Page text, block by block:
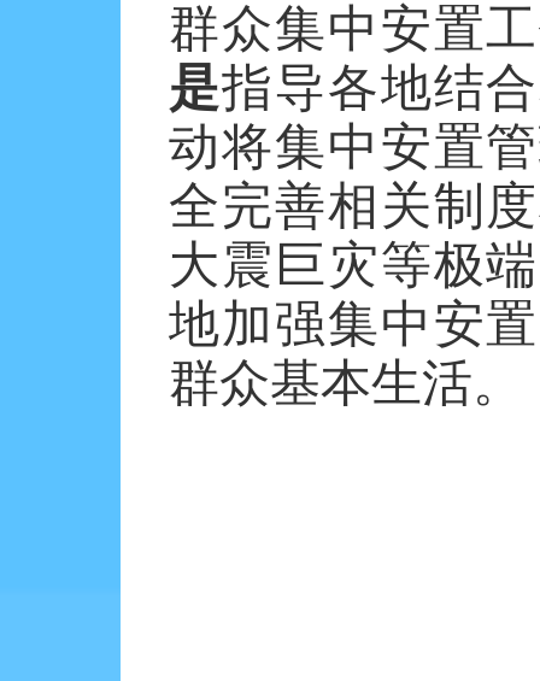
群众集中安置
是指导各地结
动将集中安置
全完善相关制
大震巨灾等极
地加强集中安
群众基本生活。